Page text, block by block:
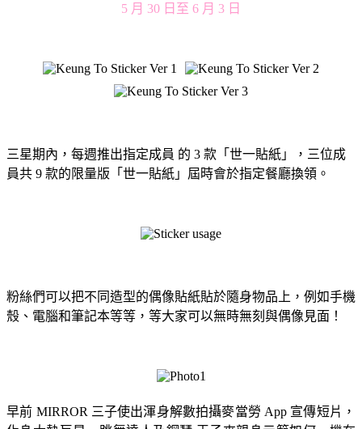
5 月 30 日至 6 月 3 日
三星期內，每週推出指定成員 的 3 款「世一貼紙」，三位成
員共 9 款的限量版「世一貼紙」屆時會於指定餐廳換領。
粉絲們可以把不同造型的偶像貼紙貼於隨身物品上，例如手機
殼、電腦和筆記本等等，等大家可以無時無刻與偶像見面！
早前 MIRROR 三子使出渾身解數拍攝麥當勞 App 宣傳短片，